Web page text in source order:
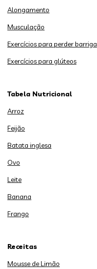
Alongamento
Musculação
Exercícios para perder barriga
Exercícios para glúteos
Tabela Nutricional
Arroz
Feijão
Batata inglesa
Ovo
Leite
Banana
Frango
Receitas
Mousse de Limão